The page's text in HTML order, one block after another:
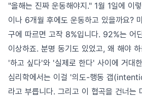
"올해는 진짜 운동해야지." 1월 1일에 이
이나 6개월 후에도 운동하고 있을까요?
구에 따르면 고작 8%입니다. 92%는 어
이상하죠. 분명 동기도 있었고, 왜 해야
'하고 싶다'와 '실제로 한다' 사이에 거대
심리학에서는 이걸 '의도-행동 갭
라고 부릅니다. 그리고 이 협곡을 건너는